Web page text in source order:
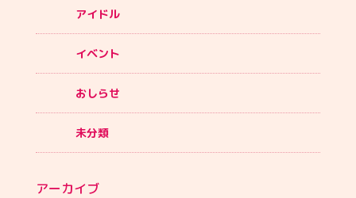
アイドル
イベント
おしらせ
未分類
アーカイブ